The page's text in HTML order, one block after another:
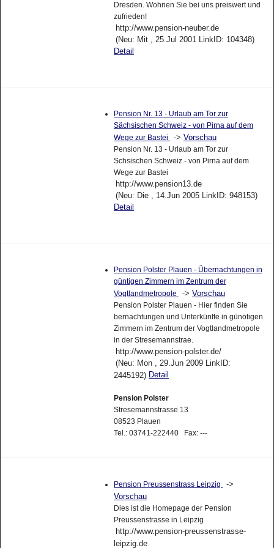
Dresden. Wohnen Sie bei uns preiswert und
zufrieden!
http://www.pension-neuber.de
(Neu: Mit , 25.Jul 2001 LinkID: 104348)
Detail
Pension Nr. 13 - Urlaub am Tor zur
Sächsischen Schweiz - von Pirna auf dem
Wege zur Bastei
-> Vorschau
Pension Nr. 13 - Urlaub am Tor zur
Schsischen Schweiz - von Pirna auf dem
Wege zur Bastei
http://www.pension13.de
(Neu: Die , 14.Jun 2005 LinkID: 948153)
Detail
Pension Polster Plauen - Übernachtungen in
güntigen Zimmern im Zentrum der
Vogtlandmetropole
-> Vorschau
Pension Polster Plauen - Hier finden Sie
bernachtungen und Unterkünfte in günötigen
Zimmern im Zentrum der Vogtlandmetropole
in der Stresemannstrae.
http://www.pension-polster.de/
(Neu: Mon , 29.Jun 2009 LinkID:
2445192) Detail
Pension Polster
Stresemannstrasse 13
08523 Plauen
Tel.: 03741-222440 Fax: ---
Pension Preussenstrass Leipzig
->
Vorschau
Dies ist die Homepage der Pension
Preussenstrasse in Leipzig
http://www.pension-preussenstrasse-
leipzig.de